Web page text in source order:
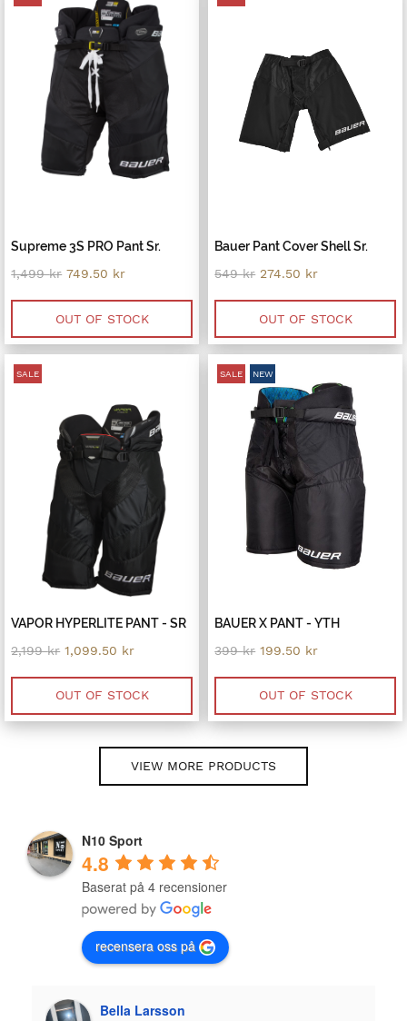
Supreme 3S PRO Pant Sr.
1,499kr Original
was:
1,499 kr.
749.50 krCurrent
is:
749.50 kr.
OUT OF STOCK
Bauer Pant Cover Shell Sr.
549kr Original
was:
549 kr.
274.50 krCurrent
is:
274.50 kr.
OUT OF STOCK
SALE
VAPOR HYPERLITE PANT - SR
2,199kr Original
was:
2,199 kr.
1,099.50 krCurrent
is:
1,099.50 kr.
OUT OF STOCK
SALE NEW
BAUER X PANT - YTH
399kr Original
was:
399 kr.
199.50 krCurrent
is:
199.50 kr.
OUT OF STOCK
VIEW MORE PRODUCTS
N10 Sport
4.8
Baserat på 4 recensioner
recensera oss på
Plazmo